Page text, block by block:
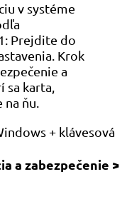
v systéme
Prejdite do
Krok
a
sa karta,
ňu.
+ klávesová
a zabezpečenie >